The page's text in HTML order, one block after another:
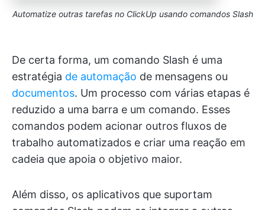
Automatize outras tarefas no ClickUp usando comandos Slash
De certa forma, um comando Slash é uma
estratégia de automação de mensagens ou
documentos. Um processo com várias etapas é
reduzido a uma barra e um comando. Esses
comandos podem acionar outros fluxos de
trabalho automatizados e criar uma reação em
cadeia que apoia o objetivo maior.
Além disso, os aplicativos que suportam